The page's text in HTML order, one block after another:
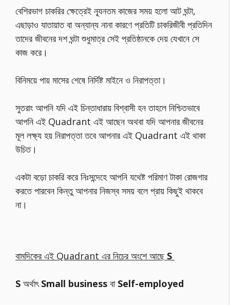
বেশিরভাগ চাকরির ক্ষেত্রেই ন্যূনতম কাজের সময় হলো আট ঘন্টা,
এছাড়াও যাতায়াত বা অন্যান্য নানা কারণে প্রতিটি চাকরিজীবী প্রতিদিন
তাদের জীবনের দশ ঘন্টা শুধুমাত্র সেই প্রতিষ্ঠানকে দেয় যেখানে সে
কাজ করে।
বিনিময়ে পায় মাসের শেষে নির্দিষ্ট মাইনে ও নিরাপত্তা।
সুতরাং আপনি যদি এই চিন্তাধারায় বিশ্বাসী হন তাহলে নিশ্চিতভাবে
আপনি এই Quadrant এই আছেন অথবা যদি আপনার জীবনের
মূল লক্ষ্য হয় নিরাপত্তা তবে আপনার এই Quadrant এই থাকা
উচিত।
একটা বড়ো চাকরি করে নিঃসন্দেহে আপনি যথেষ্ট পরিমাণ টাকা রোজগার
করতে পারবেন কিন্তু আপনার নিজস্ব সময় বলে প্রায় কিছুই থাকবে
না।
বামদিকের এই Quadrant এর নিচের অংশে আছেS
S অর্থাৎSmall business বা Self-employed